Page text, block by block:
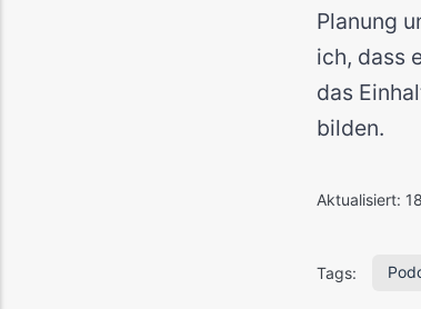
Planung
ich, dass
das
bilden.
Aktualisiert:
Tags: